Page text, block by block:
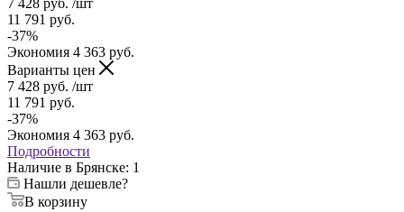
7 428 руб. /шт
11 791 руб.
-37%
Экономия 4 363 руб.
Варианты цен
7 428 руб. /шт
11 791 руб.
-37%
Экономия 4 363 руб.
Подробности
Наличие в Брянске: 1
Нашли дешевле?
В корзину